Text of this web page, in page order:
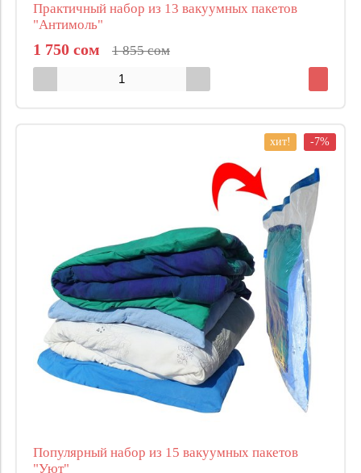
Практичный набор из 13 вакуумных пакетов
"Антимоль"
1 750 сом 1 855 сом
хит! -7%
Популярный набор из 15 вакуумных пакетов
"Уют"